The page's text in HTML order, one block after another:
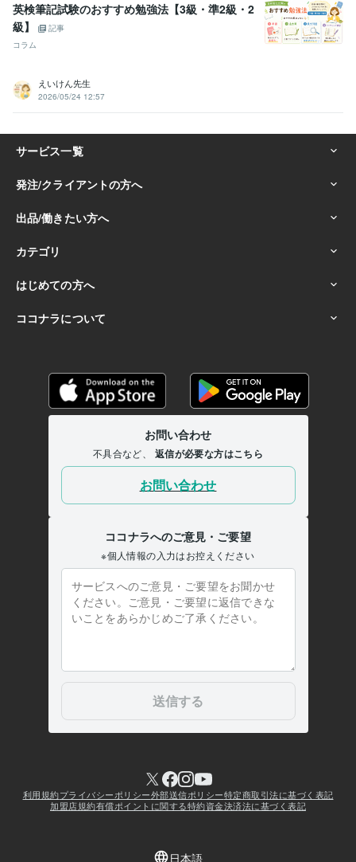
英検筆記試験のおすすめ勉強法【3級・準2級・2
級】
記事
コラム
えいけん先生
2026/05/24 12:57